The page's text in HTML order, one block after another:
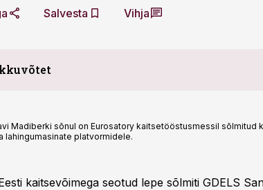
Salvesta Vihja
Madiberki sõnul on Eurosatory kaitsetööstusmessil
lahingumasinate platvormidele.
kaitsevõimega seotud lepe sõlmiti GDELS